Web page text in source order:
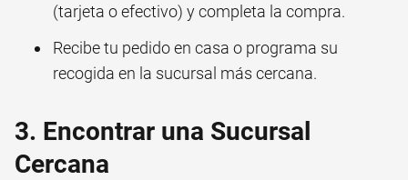
(tarjeta o efectivo) y completa la compra.
Recibe tu pedido en casa o programa su
recogida en la sucursal más cercana.
3. Encontrar una Sucursal
Cercana